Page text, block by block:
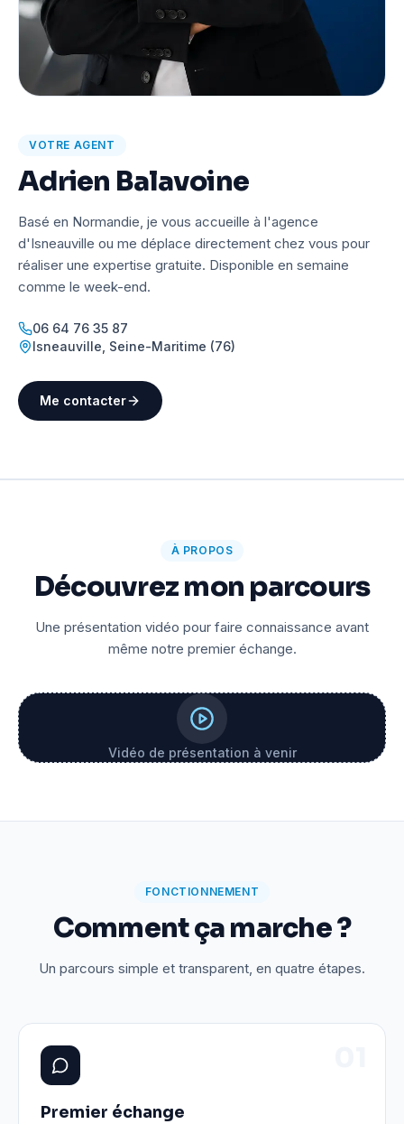
VOTRE AGENT
Adrien Balavoine
Basé en Normandie, je vous accueille à l'agence
d'Isneauville ou me déplace directement chez vous pour
réaliser une expertise gratuite. Disponible en semaine
comme le week-end.
06 64 76 35 87
Isneauville Seine-Maritime (76)
Me contacter
À PROPOS
Découvrez mon parcours
Une présentation vidéo pour faire connaissance avant
même notre premier échange.
Vidéo de présentation à venir
FONCTIONNEMENT
Comment ça marche ?
Un parcours simple et transparent, en quatre étapes.
Premier échange